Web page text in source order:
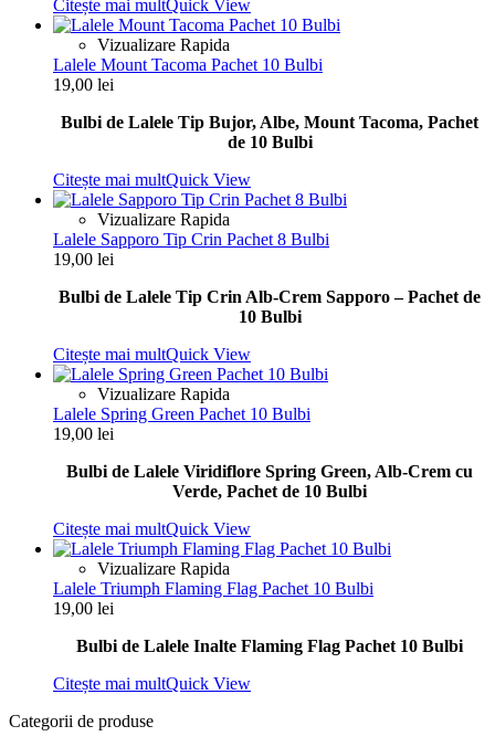
Citește mai multQuick View
Vizualizare Rapida
Lalele Mount Tacoma Pachet 10 Bulbi
19,00 lei
Bulbi de Lalele Tip Bujor, Albe, Mount Tacoma, Pachet
de 10 Bulbi
Citește mai multQuick View
Vizualizare Rapida
Lalele Sapporo Tip Crin Pachet 8 Bulbi
19,00 lei
Bulbi de Lalele Tip Crin Alb-Crem Sapporo – Pachet de
10 Bulbi
Citește mai multQuick View
Vizualizare Rapida
Lalele Spring Green Pachet 10 Bulbi
19,00 lei
Bulbi de Lalele Viridiflore Spring Green, Alb-Crem cu
Verde, Pachet de 10 Bulbi
Citește mai multQuick View
Vizualizare Rapida
Lalele Triumph Flaming Flag Pachet 10 Bulbi
19,00 lei
Bulbi de Lalele Inalte Flaming Flag Pachet 10 Bulbi
Citește mai multQuick View
Categorii de produse